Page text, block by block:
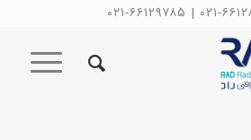
| ۰۲۱-۶۶۱۲۹۷۸۵